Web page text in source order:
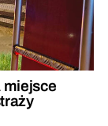
miejsce